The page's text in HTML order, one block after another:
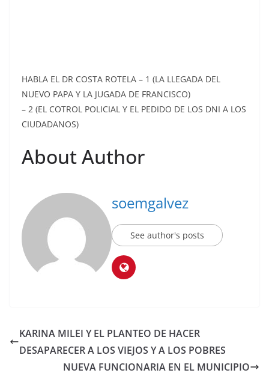
HABLA EL DR COSTA ROTELA – 1 (LA LLEGADA DEL
NUEVO PAPA Y LA JUGADA DE FRANCISCO)
– 2 (EL COTROL POLICIAL Y EL PEDIDO DE LOS DNI A LOS
CIUDADANOS)
About Author
soemgalvez
See author's posts
KARINA MILEI Y EL PLANTEO DE HACER
DESAPARECER A LOS VIEJOS Y A LOS POBRES
NUEVA FUNCIONARIA EN EL MUNICIPIO